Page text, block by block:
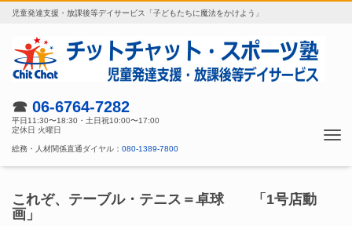
児童発達支援・放課後等デイサービス「子どもたちに魔法をかけよう」
☎ 06-6764-7282
平日11:30〜18:30・土日祝10:00〜17:00
定休日 火曜日
総務・人材関係直通ダイヤル： 080-1389-7800
これぞ、テーブル・テニス＝卓球 「1号店動
画」